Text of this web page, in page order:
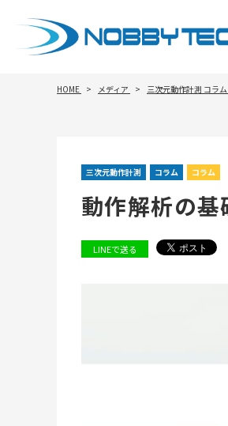
HOME メディア 三次元動作計測 コラム
三次元動作計測 コラム コラム
動作解析の
LINEで送る